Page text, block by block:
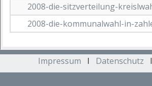
2008-die-sitzverteilung-
2008-die-kommunalwahl-in-
Impressum I Datenschutz